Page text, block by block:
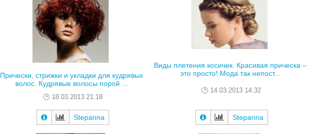
Прически, стрижки и укладки для кудрявых
волос. Кудрявые волосы порой ...
18.03.2013 21:18
Stepanna
Виды плетения косичек. Красивая прическа –
это просто! Мода так непост...
14.03.2013 14:32
Stepanna